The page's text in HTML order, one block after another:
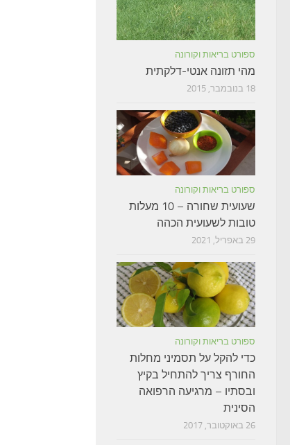
ספורט בריאות וקורונה
מהי תזונה אנטי-דלקתית
18 בנובמבר, 2015
ספורט בריאות וקורונה
שעועית שחורה – 10 מעלות
טובות לשעועית הכהה
29 באפריל, 2021
ספורט בריאות וקורונה
כדי להקל על תסמיני מחלות
החורף צריך להתחיל בקיץ
ובסתיו – מרגיעה הרפואה
הסינית
26 באוקטובר, 2017